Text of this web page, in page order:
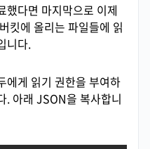
했다면 마지막으로 이제
킷에 올리는 파일들에 읽
니다.
에게 읽기 권한을 부여하
. 아래 JSON을 복사합니